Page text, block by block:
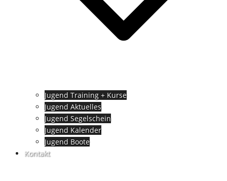
Jugend Training + Kurse
Jugend Aktuelles
Jugend Segelschein
Jugend Kalender
Jugend Boote
Kontakt